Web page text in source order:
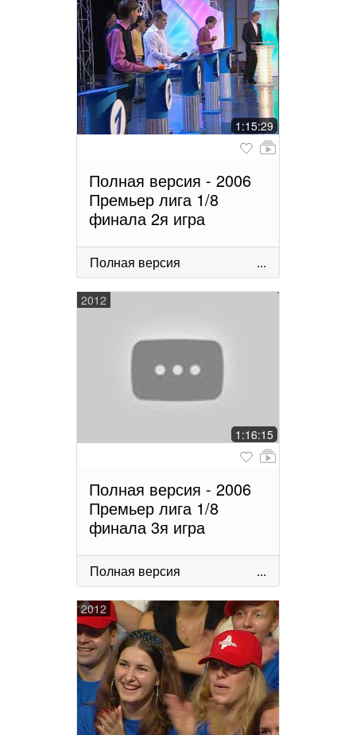
1:15:29
Полная версия - 2006
Премьер лига 1/8
финала 2я игра
Полная версия ...
2012
1:16:15
Полная версия - 2006
Премьер лига 1/8
финала 3я игра
Полная версия ...
2012